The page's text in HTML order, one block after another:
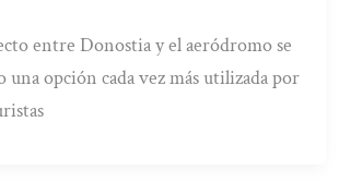
entre Donostia y el aeródromo se
una opción cada vez más utilizada por